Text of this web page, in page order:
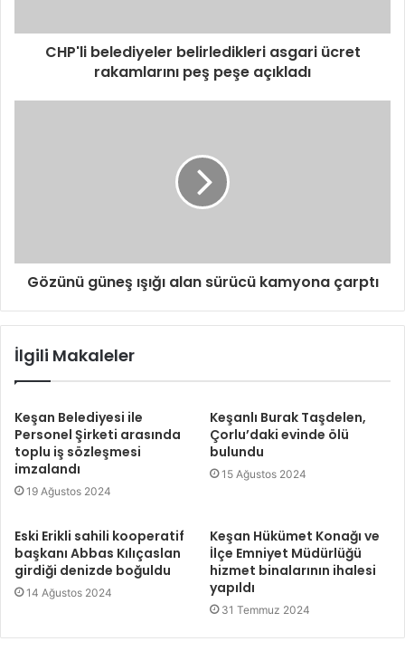
CHP'li belediyeler belirledikleri asgari ücret
rakamlarını peş peşe açıkladı
Gözünü güneş ışığı alan sürücü kamyona çarptı
İlgili Makaleler
Keşan Belediyesi ile
Personel Şirketi arasında
toplu iş sözleşmesi
imzalandı
19 Ağustos 2024
Keşanlı Burak Taşdelen,
Çorlu’daki evinde ölü
bulundu
15 Ağustos 2024
Eski Erikli sahili kooperatif
başkanı Abbas Kılıçaslan
girdiği denizde boğuldu
14 Ağustos 2024
Keşan Hükümet Konağı ve
İlçe Emniyet Müdürlüğü
hizmet binalarının ihalesi
yapıldı
31 Temmuz 2024